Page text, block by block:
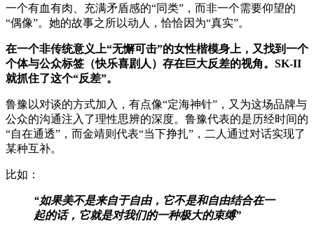
一个有血有肉、充满矛盾感的“同类”，而非一个需要仰望的
“偶像”。她的故事之所以动人，恰恰因为“真实”。
在一个非传统意义上“无懈可击”的女性楷模身上，又找到一个
个体与公众标签（快乐喜剧人）存在巨大反差的视角。SK-II
就抓住了这个“反差”。
鲁豫以对谈的方式加入，有点像“定海神针”，又为这场品牌与
公众的沟通注入了理性思辨的深度。鲁豫代表的是历经时间的
“自在通透”，而金靖则代表“当下挣扎”，二人通过对话实现了
某种互补。
比如：
“如果美不是来自于自由，它不是和自由结合在一
起的话，它就是对我们的一种极大的束缚”